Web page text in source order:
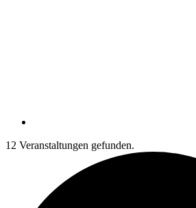
12 Veranstaltungen gefunden.